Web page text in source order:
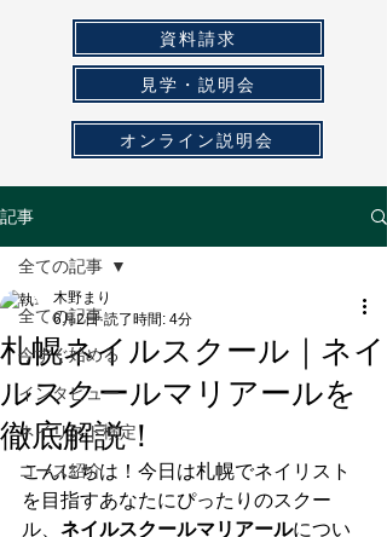
資料請求
見学・説明会
オンライン説明会
記事
全ての記事
今すぐ始める
インタビュー
ネイリスト検定
コース紹介
全ての記事
札幌ネイルスクール｜ネイ
ルスクールマリアールを
徹底解説！
木野まり
6月2日 読了時間: 4分
こんにちは！今日は札幌でネイリスト
を目指すあなたにぴったりのスクー
ル、 ネイルスクールマリアールについ